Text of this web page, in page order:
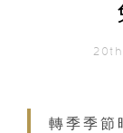
20th
轉季季節